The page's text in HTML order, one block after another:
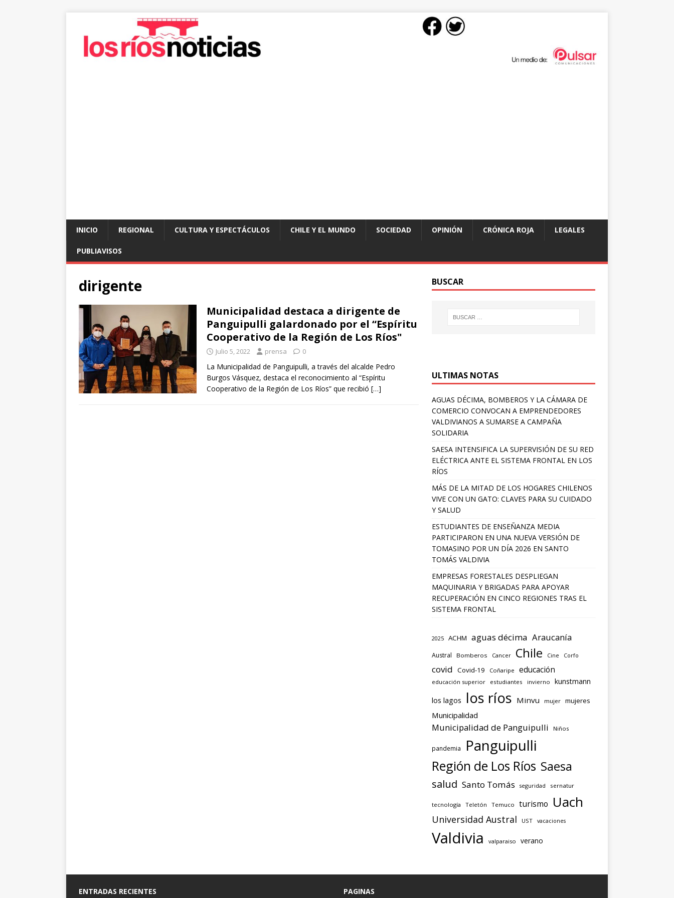
INICIO REGIONAL CULTURA Y ESPECTÁCULOS CHILE Y EL MUNDO SOCIEDAD OPINIÓN CRÓNICA ROJA LEGALES
PUBLIAVISOS
dirigente
Municipalidad destaca a dirigente de
Panguipulli galardonado por el “Espíritu
Cooperativo de la Región de Los Ríos"
Julio 5, 2022 prensa 0
La Municipalidad de Panguipulli, a través del alcalde Pedro
Burgos Vásquez, destaca el reconocimiento al “Espíritu
Cooperativo de la Región de Los Ríos” que recibió […]
BUSCAR
ULTIMAS NOTAS
AGUAS DÉCIMA, BOMBEROS Y LA CÁMARA DE
COMERCIO CONVOCAN A EMPRENDEDORES
VALDIVIANOS A SUMARSE A CAMPAÑA
SOLIDARIA
SAESA INTENSIFICA LA SUPERVISIÓN DE SU RED
ELÉCTRICA ANTE EL SISTEMA FRONTAL EN LOS
RÍOS
MÁS DE LA MITAD DE LOS HOGARES CHILENOS
VIVE CON UN GATO: CLAVES PARA SU CUIDADO
Y SALUD
ESTUDIANTES DE ENSEÑANZA MEDIA
PARTICIPARON EN UNA NUEVA VERSIÓN DE
TOMASINO POR UN DÍA 2026 EN SANTO
TOMÁS VALDIVIA
EMPRESAS FORESTALES DESPLIEGAN
MAQUINARIA Y BRIGADAS PARA APOYAR
RECUPERACIÓN EN CINCO REGIONES TRAS EL
SISTEMA FRONTAL
2025 ACHM aguas décima Araucanía
Austral Bomberos Cancer Chile Cine Corfo
covid Covid-19 Coñaripe educación
educación superior estudiantes invierno kunstmann
los lagos los ríos Minvu mujer mujeres
Municipalidad
Municipalidad de Panguipulli Niños
pandemia Panguipulli
Región de Los Ríos Saesa
salud Santo Tomás seguridad sernatur
tecnología Teletón Temuco turismo Uach
Universidad Austral UST vacaciones
Valdivia valparaiso verano
ENTRADAS RECIENTES PAGINAS